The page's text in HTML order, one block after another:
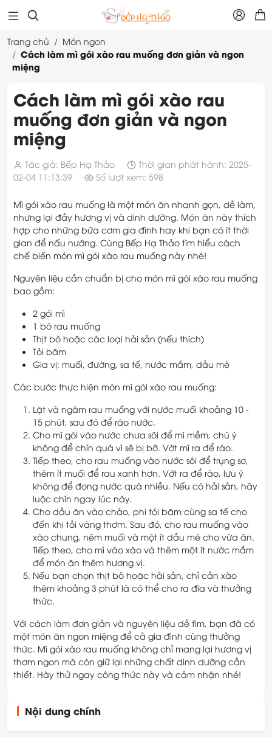
  
Trang chủ Món ngon
Cách làm mì gói xào rau muống đơn giản và ngon
miệng
Cách làm mì gói xào rau
muống đơn giản và ngon
miệng
Tác giả: Bếp Hạ Thảo
Thời gian phát hành: 2025-
02-04 11:13:39
Số lượt xem: 598
Mì gói xào rau muống là một món ăn nhanh gọn, dễ làm,
nhưng lại đầy hương vị và dinh dưỡng. Món ăn này thích
hợp cho những bữa cơm gia đình hay khi bạn có ít thời
gian để nấu nướng. Cùng Bếp Hạ Thảo tìm hiểu cách
chế biến món mì gói xào rau muống này nhé!
Nguyên liệu cần chuẩn bị cho món mì gói xào rau muống
bao gồm:
2 gói mì
1 bó rau muống
Thịt bò hoặc các loại hải sản (nếu thích)
Tỏi băm
Gia vị: muối, đường, sa tế, nước mắm, dầu mè
Các bước thực hiện món mì gói xào rau muống:
Lặt và ngâm rau muống với nước muối khoảng 10 -
15 phút, sau đó để ráo nước.
Cho mì gói vào nước chưa sôi để mì mềm, chú ý
không để chín quá vì sẽ bị bỡ. Vớt mì ra để ráo.
Tiếp theo, cho rau muống vào nước sôi để trụng sơ,
thêm ít muối để rau xanh hơn. Vớt ra để ráo, lưu ý
không để đọng nước quá nhiều. Nếu có hải sản, hãy
luộc chín ngay lúc này.
Cho dầu ăn vào chảo, phi tỏi băm cùng sa tế cho
đến khi tỏi vàng thơm. Sau đó, cho rau muống vào
xào chung, nêm muối và một ít dầu mè cho vừa ăn.
Tiếp theo, cho mì vào xào và thêm một ít nước mắm
để món ăn thêm hương vị.
Nếu bạn chọn thịt bò hoặc hải sản, chỉ cần xào
thêm khoảng 3 phút là có thể cho ra đĩa và thưởng
thức.
Với cách làm đơn giản và nguyên liệu dễ tìm, bạn đã có
một món ăn ngon miệng để cả gia đình cùng thưởng
thức. Mì gói xào rau muống không chỉ mang lại hương vị
thơm ngon mà còn giữ lại những chất dinh dưỡng cần
thiết. Hãy thử ngay công thức này và cảm nhận nhé!
Nội dung chính